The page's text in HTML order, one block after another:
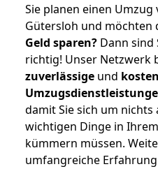
Sie planen einen Umzug
Gütersloh und möchten
Geld sparen? Dann sind
richtig! Unser Netzwerk
zuverlässige und
damit Sie sich um nichts
wichtigen Dinge in
kümmern müssen.
umfangreiche